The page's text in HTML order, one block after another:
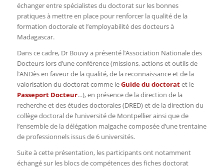
échanger entre spécialistes du doctorat sur les bonnes
pratiques à mettre en place pour renforcer la qualité de la
formation doctorale et l’employabilité des docteurs à
Madagascar.
Dans ce cadre, Dr Bouvy a présenté l’Association Nationale des
Docteurs lors d’une conférence (missions, actions et outils de
l’ANDès en faveur de la qualité, de la reconnaissance et de la
valorisation du doctorat comme leGuide du doctoratet le
Passeport Docteur…), en présence de la direction de la
recherche et des études doctorales (DRED) et de la direction du
collège doctoral de l’université de Montpellier ainsi que de
l’ensemble de la délégation malgache composée d’une trentaine
de professionnels issus de 6 universités.
Suite à cette présentation, les participants ont notamment
échangé sur les blocs de compétences des fiches doctorat